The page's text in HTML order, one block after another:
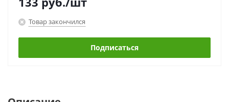
Товар закончился
Подписаться